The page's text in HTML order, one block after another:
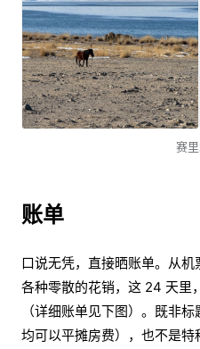
赛
账单
口说无凭，直接晒账单。从
各种零散的花销，这 24 天里
（详细账单见下图）。既非
均可以平摊房费），也不是